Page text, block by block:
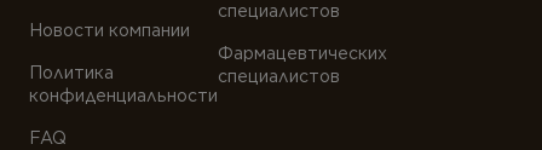
Новости компании
Политика
конфиденциальности
FAQ
специалистов
Фармацевтических
специалистов